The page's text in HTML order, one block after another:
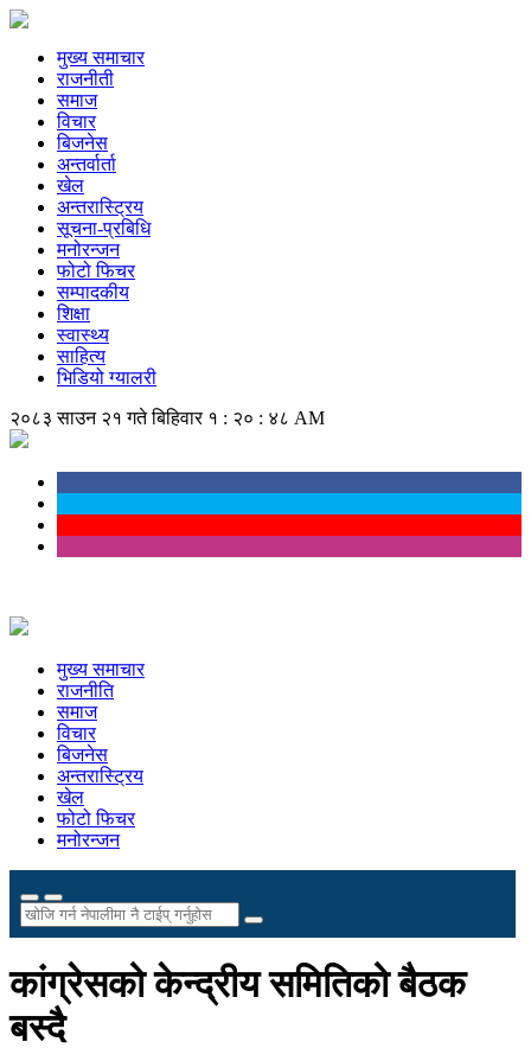
मुख्य समाचार
राजनीती
समाज
विचार
बिजनेस
अन्तर्वार्ता
खेल
अन्तरास्ट्रिय
सूचना-प्रबिधि
मनोरन्जन
फोटो फिचर
सम्पादकीय
शिक्षा
स्वास्थ्य
साहित्य
भिडियो ग्यालरी
२०८३ साउन २१ गते बिहिवार १ : २० : ४८ AM
मुख्य समाचार
राजनीति
समाज
विचार
बिजनेस
अन्तरास्ट्रिय
खेल
फोटो फिचर
मनोरन्जन
कांग्रेसको केन्द्रीय समितिको बैठक
बस्दै